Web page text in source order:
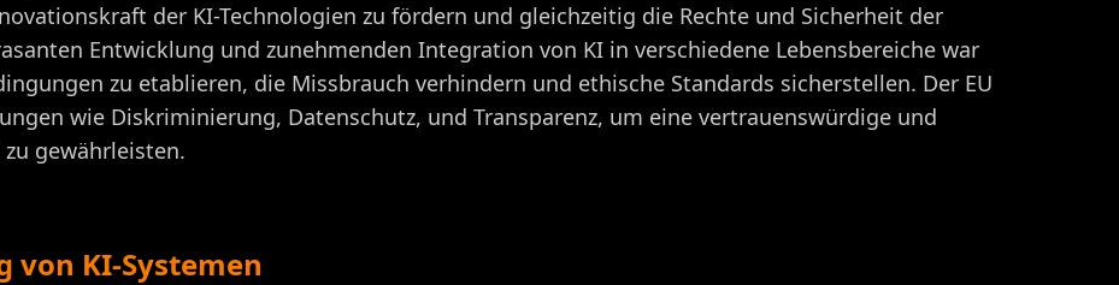
der KI-Technologien zu fördern und gleichzeitig die Rechte und Sicherheit der
Entwicklung und zunehmenden Integration von KI in verschiedene Lebensbereiche war
zu etablieren, die Missbrauch verhindern und ethische Standards sicherstellen. Der EU
wie Diskriminierung, Datenschutz, und Transparenz, um eine vertrauenswürdige und
gewährleisten.
von KI-Systemen